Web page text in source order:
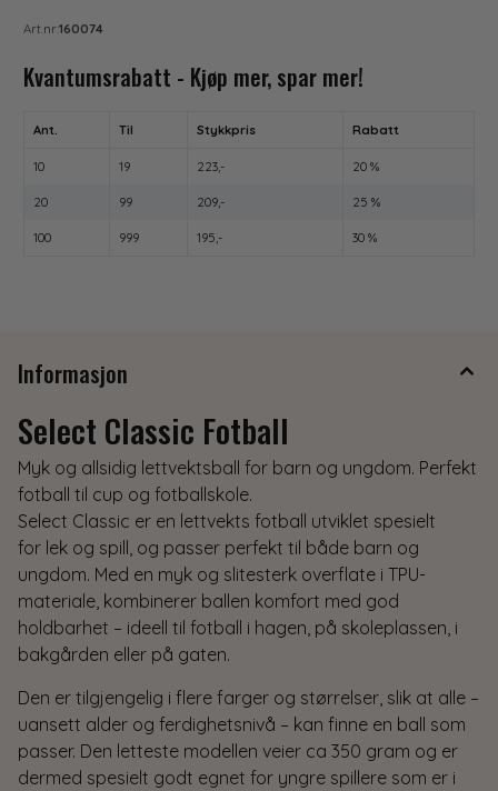
Classic er et godt valg for klubber, skoler og familier som
og uorganisert fotball – med den kjente Select-kvaliteten
som tåler tøff behandling.
Art.nr:160074
Kvantumsrabatt - Kjøp mer, spar mer!
Ant. Til Stykkpris Rabatt
10 19 223,- 20 %
20 99 209,- 25 %
100 999 195,- 30 %
Informasjon
Select Classic Fotball
Myk og allsidig lettvektsball for barn og ungdom. Perfekt
fotball til cup og fotballskole.
Select Classic er en lettvekts fotball utviklet spesielt
for lek og spill, og passer perfekt til både barn og
ungdom. Med en myk og slitesterk overflate i TPU-
materiale, kombinerer ballen komfort med god
holdbarhet – ideell til fotball i hagen, på skoleplassen, i
bakgården eller på gaten.
Den er tilgjengelig i flere farger og størrelser, slik at alle –
uansett alder og ferdighetsnivå – kan finne en ball som
passer. Den letteste modellen veier ca 350 gram og er
dermed spesielt godt egnet for yngre spillere som er i